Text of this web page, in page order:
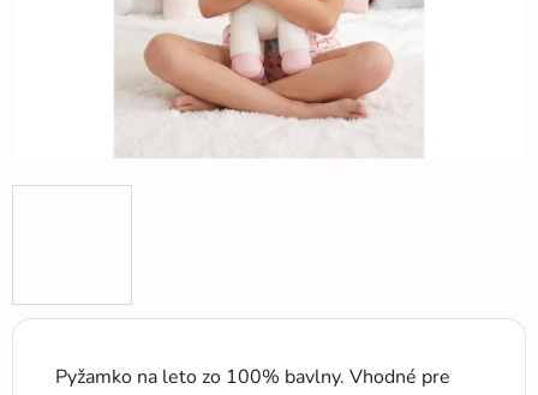
Pyžamko na leto zo 100% bavlny. Vhodné pre